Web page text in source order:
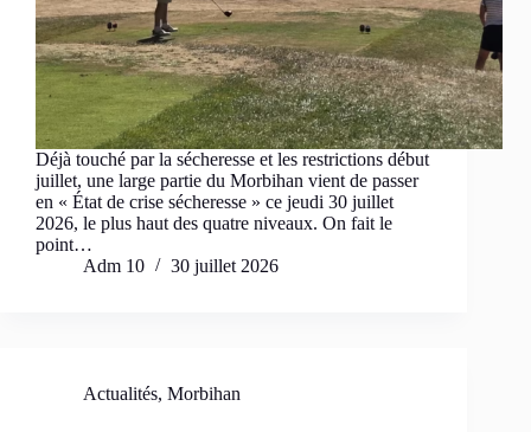
Déjà touché par la sécheresse et les restrictions début
juillet, une large partie du Morbihan vient de passer
en « État de crise sécheresse » ce jeudi 30 juillet
2026, le plus haut des quatre niveaux. On fait le
point…
Adm 10
30 juillet 2026
Actualités, Morbihan